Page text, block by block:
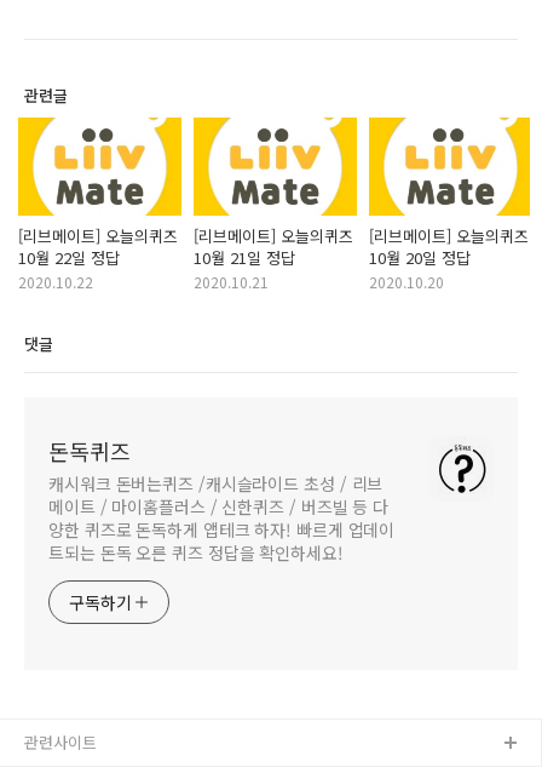
관련글
[리브메이트] 오늘의퀴즈
10월 22일 정답
2020.10.22
[리브메이트] 오늘의퀴즈
10월 21일 정답
2020.10.21
[리브메이트] 오늘의퀴즈
10월 20일 정답
2020.10.20
댓글
돈독퀴즈
캐시워크 돈버는퀴즈 /캐시슬라이드 초성 / 리브
메이트 / 마이홈플러스 / 신한퀴즈 / 버즈빌 등 다
양한 퀴즈로 돈독하게 앱테크 하자! 빠르게 업데이
트되는 돈독 오른 퀴즈 정답을 확인하세요!
구독하기
관련사이트